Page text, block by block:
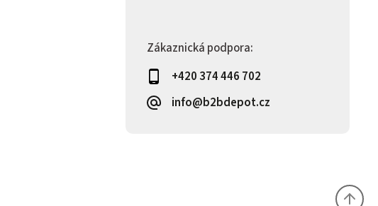
Zákaznická podpora:
+420 374 446 702
info@b2bdepot.cz